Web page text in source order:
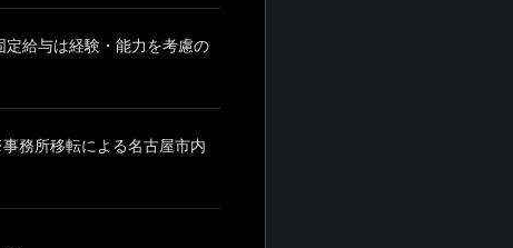
給与は経験・能力を考慮の
務所移転による名古屋市内